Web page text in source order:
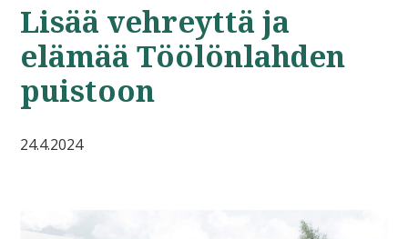
Lisää vehreyttä ja
elämää Töölönlahden
puistoon
24.4.2024